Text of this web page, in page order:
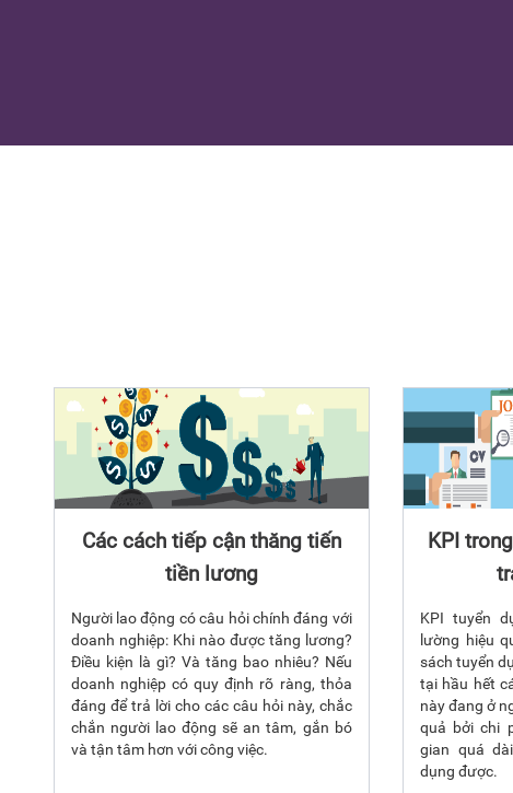
Các cách tiếp cận thăng tiến
tiền lương
Người lao động có câu hỏi chính đáng với
doanh nghiệp: Khi nào được tăng lương?
Điều kiện là gì? Và tăng bao nhiêu? Nếu
doanh nghiệp có quy định rõ ràng, thỏa
đáng để trả lời cho các câu hỏi này, chắc
chắn người lao động sẽ an tâm, gắn bó
và tận tâm hơn với công việc.
KPI
KPI tuyển
lường hiệu
sách tuyển
tại hầu hết
này đang ở
quả bởi chi
gian quá
dụng được.